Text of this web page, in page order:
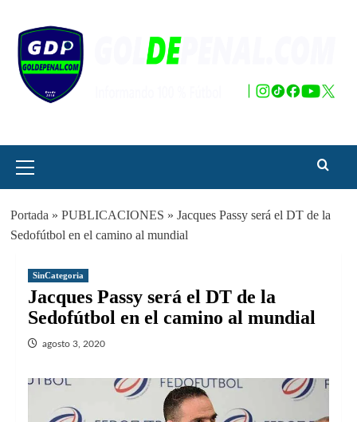
contenido
principal
Portada » PUBLICACIONES » Jacques Passy será el DT de la
Sedofútbol en el camino al mundial
SinCategoria
Jacques Passy será el DT de la
Sedofútbol en el camino al mundial
agosto 3, 2020